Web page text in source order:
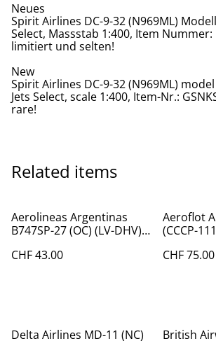
Neues
Spirit Airlines DC-9-32 (N969ML)
Select, Massstab 1:400, Item Nummer:
limitiert und selten!
New
Spirit Airlines DC-9-32 (N969ML)
Jets Select, scale 1:400, Item-Nr.:
rare!
Related items
Aerolineas Argentinas
B747SP-27 (OC) (LV-DHV),
CHF 43.00
Aeroflot
(CCCP-
CHF 75.00
Delta Airlines MD-11 (NC)
British